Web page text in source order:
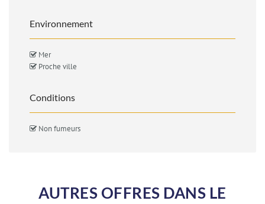
Environnement
Mer
Proche ville
Conditions
Non fumeurs
AUTRES OFFRES DANS LE